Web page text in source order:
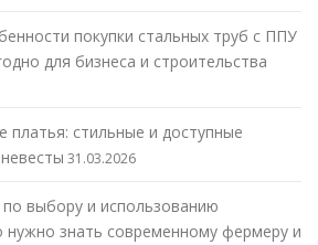
покупки стальных труб с ППУ
для бизнеса и строительства
платья: стильные и доступные
31.03.2026
выбору и использованию
нужно знать современному фермеру и